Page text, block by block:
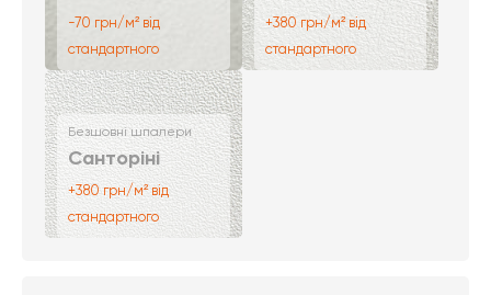
-70 грн/м² від
стандартного
+380 грн/м² від
стандартного
Безшовні шпалери
Санторіні
+380 грн/м² від
стандартного